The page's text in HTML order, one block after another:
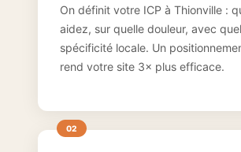
On définit votre ICP à Thionville :
aidez, sur quelle douleur, avec
spécificité locale. Un
rend votre site 3× plus efficace.